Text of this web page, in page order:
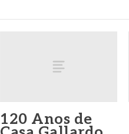
120 Anos de